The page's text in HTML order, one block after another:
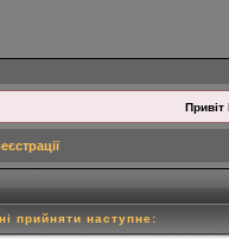
Привіт
прийняти наступне: